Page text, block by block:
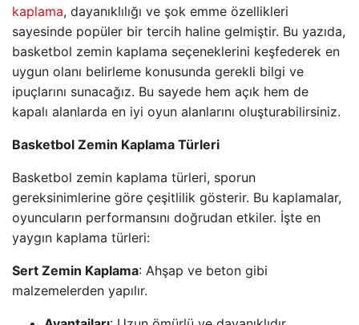
kaplama, dayanıklılığı ve şok emme özellikleri
sayesinde popüler bir tercih haline gelmiştir. Bu yazıda,
basketbol zemin kaplama seçeneklerini keşfederek en
uygun olanı belirleme konusunda gerekli bilgi ve
ipuçlarını sunacağız. Bu sayede hem açık hem de
kapalı alanlarda en iyi oyun alanlarını oluşturabilirsiniz.
Basketbol Zemin Kaplama Türleri
Basketbol zemin kaplama türleri, sporun
gereksinimlerine göre çeşitlilik gösterir. Bu kaplamalar,
oyuncuların performansını doğrudan etkiler. İşte en
yaygın kaplama türleri:
Sert Zemin Kaplama: Ahşap ve beton gibi
malzemelerden yapılır.